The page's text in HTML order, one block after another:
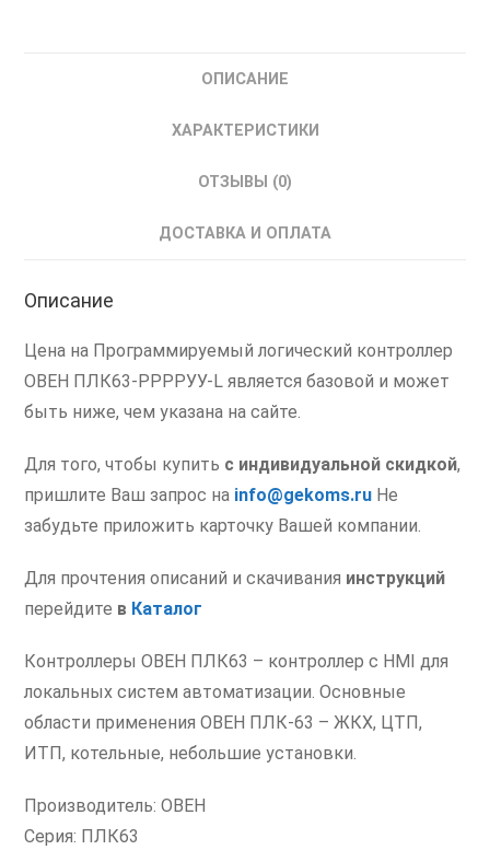
ОПИСАНИЕ
ХАРАКТЕРИСТИКИ
ОТЗЫВЫ (0)
ДОСТАВКА И ОПЛАТА
Описание
Цена на Программируемый логический контроллер
ОВЕН ПЛК63-РРРРУУ-L является базовой и может
быть ниже, чем указана на сайте.
Для того, чтобы купить с индивидуальной скидкой,
пришлите Ваш запрос на info@gekoms.ru Не
забудьте приложить карточку Вашей компании.
Для прочтения описаний и скачивания инструкций
перейдите в Каталог
Контроллеры ОВЕН ПЛК63 – контроллер с HMI для
локальных систем автоматизации. Основные
области применения ОВЕН ПЛК-63 – ЖКХ, ЦТП,
ИТП, котельные, небольшие установки.
Производитель: ОВЕН
Серия: ПЛК63